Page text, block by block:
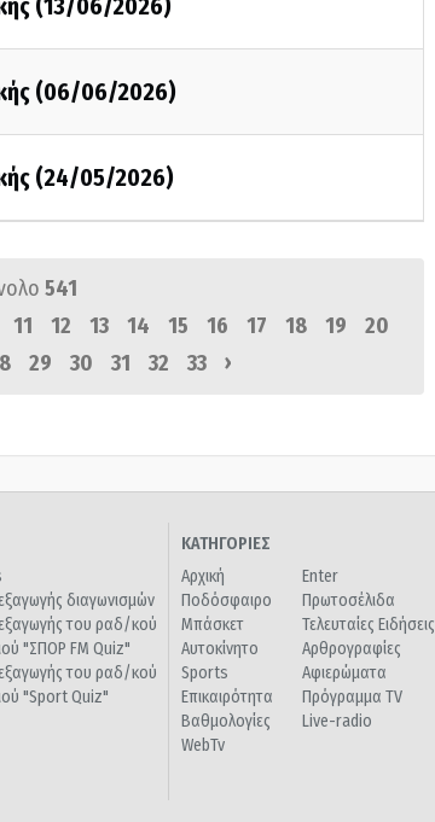
(13/06/2026)
(06/06/2026)
(24/05/2026)
541
11 12 13 14 15 16 17 18 19
20
29 30 31 32 33 ›
διαγωνισμών
του ραδ/κού
"ΣΠΟΡ FM Quiz"
του ραδ/κού
"Sport Quiz"
ΚΑΤΗΓΟΡΙΕΣ
Αρχική
Ποδόσφαιρο
Μπάσκετ
Αυτοκίνητο
Sports
Επικαιρότητα
Βαθμολογίες
WebTv
Enter
Πρωτοσέλιδα
Τελευταίες Ειδήσεις
Αρθρογραφίες
Αφιερώματα
Πρόγραμμα TV
Live-radio